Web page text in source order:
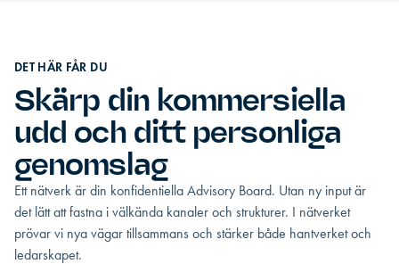
DET HÄR FÅR DU
Skärp din kommersiella
udd och ditt personliga
genomslag
Ett nätverk är din konfidentiella Advisory Board. Utan ny input är
det lätt att fastna i välkända kanaler och strukturer. I nätverket
prövar vi nya vägar tillsammans och stärker både hantverket och
ledarskapet.